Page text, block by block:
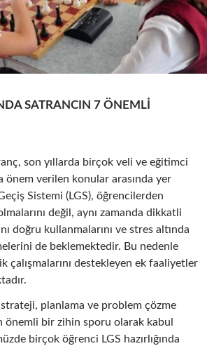
SATRANCIN 7 ÖNEMLI
son yıllarda birçok veli ve eğitimci
önem verilen konular arasında yer
Sistemi (LGS), öğrencilerden
değil, aynı zamanda dikkatli
doğru kullanmalarını ve stres altında
de beklemektedir. Bu nedenle
çalışmalarını destekleyen ek faaliyetler
strateji, planlama ve problem çözme
önemli bir zihin sporu olarak kabul
birçok öğrenci LGS hazırlığında